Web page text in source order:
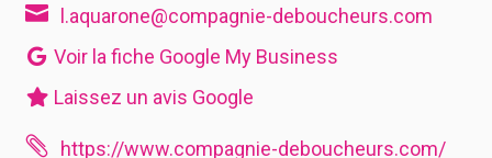

l.aquarone@compagnie-deboucheurs.com
Voir la fiche Google My Business
Laissez un avis Google
 https://www.compagnie-deboucheurs.com/